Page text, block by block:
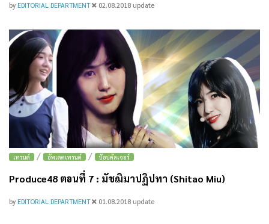
by EDITORIAL DEPARTMENT 02.08.2018 update
เทรนด์ / อัพเดตเทรนด์ / ป๊อปคัลเจอร์
Produce48 ตอนที่ 7 : มัชฌิมาปฏิปทา (Shitao Miu)
by EDITORIAL DEPARTMENT 01.08.2018 update